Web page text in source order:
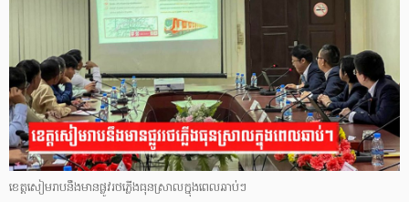
ខេត្តសៀមរាបនឹងមានផ្លូវរថភ្លើងធុនស្រាលក្នុងពេលឆាប់ៗ